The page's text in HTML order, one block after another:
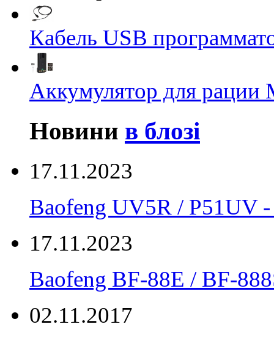
Кабель USB
Аккумулятор для рации
Новини в блозі
17.11.2023
Baofeng UV5R /
17.11.2023
Вaofeng BF-88E / BF-
02.11.2017